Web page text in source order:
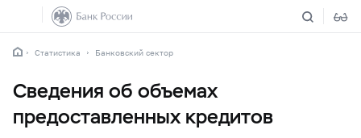
Статистика Банковский сектор
Сведения об объемах
предоставленных кредитов